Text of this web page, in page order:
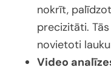
nokrīt,
precizitāti.
novietoti
Video